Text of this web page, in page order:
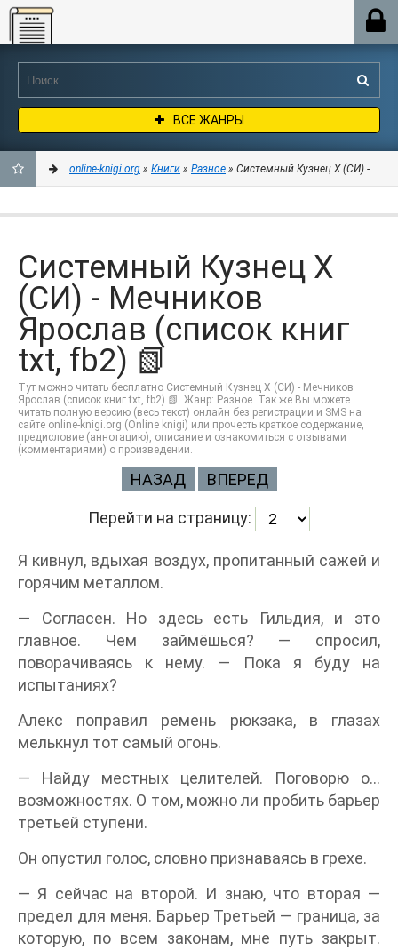
Online-knigi.org
ВСЕ ЖАНРЫ
ЗАКЛАДКИ
online-knigi.org » Книги » Разное » Системный Кузнец X (СИ) -
Системный Кузнец X
(СИ) - Мечников
Ярослав (список книг
txt, fb2) 📗
Тут можно читать бесплатно Системный Кузнец X (СИ) - Мечников
Ярослав (список книг txt, fb2) 📗. Жанр: Разное. Так же Вы можете
читать полную версию (весь текст) онлайн без регистрации и SMS на
сайте online-knigi.org (Online knigi) или прочесть краткое содержание,
предисловие (аннотацию), описание и ознакомиться с отзывами
(комментариями) о произведении.
НАЗАД ВПЕРЕД
Перейти на страницу:
Я кивнул, вдыхая воздух, пропитанный сажей и
горячим металлом.
— Согласен. Но здесь есть Гильдия, и это
главное. Чем займёшься? — спросил,
поворачиваясь к нему. — Пока я буду на
испытаниях?
Алекс поправил ремень рюкзака, в глазах
мелькнул тот самый огонь.
— Найду местных целителей. Поговорю о…
возможностях. О том, можно ли пробить барьер
третьей ступени.
Он опустил голос, словно признаваясь в грехе.
— Я сейчас на второй. И знаю, что вторая —
предел для меня. Барьер Третьей — граница, за
которую, по всем законам, мне путь закрыт.